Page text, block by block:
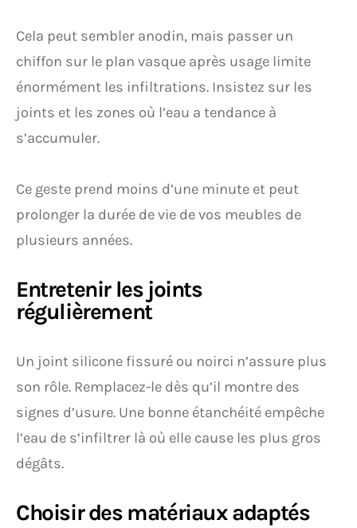
Cela peut sembler anodin, mais passer un
chiffon sur le plan vasque après usage limite
énormément les infiltrations. Insistez sur les
joints et les zones où l’eau a tendance à
s’accumuler.
Ce geste prend moins d’une minute et peut
prolonger la durée de vie de vos meubles de
plusieurs années.
Entretenir les joints
régulièrement
Un joint silicone fissuré ou noirci n’assure plus
son rôle. Remplacez-le dès qu’il montre des
signes d’usure. Une bonne étanchéité empêche
l’eau de s’infiltrer là où elle cause les plus gros
dégâts.
Choisir des matériaux adaptés